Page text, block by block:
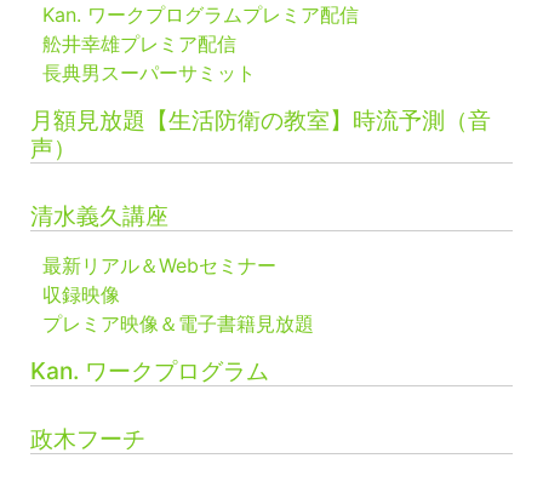
Kan. ワークプログラムプレミア配信
舩井幸雄プレミア配信
長典男スーパーサミット
月額見放題【生活防衛の教室】時流予測（音
声）
清水義久講座
最新リアル＆Webセミナー
収録映像
プレミア映像＆電子書籍見放題
Kan. ワークプログラム
政木フーチ